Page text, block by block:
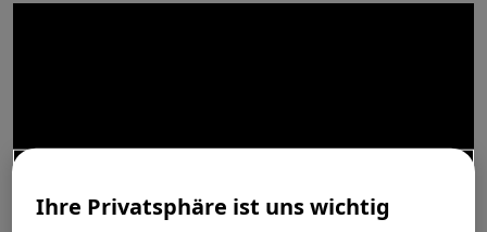
Ihre Privatsphäre ist uns wichtig